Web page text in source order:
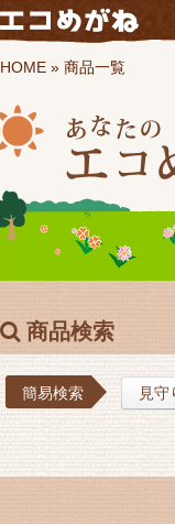
HOME » 商品一覧
商品検索
簡易検索 見